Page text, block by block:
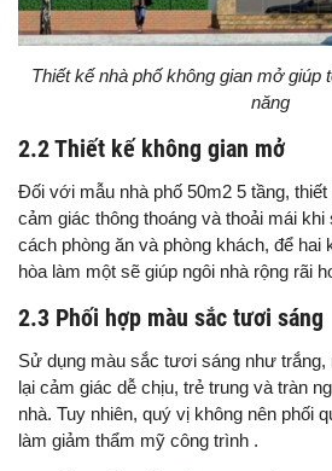
Thiết kế nhà phố không gian mở giúp
năng
2.2 Thiết kế không gian mở
Đối với mẫu nhà phố 50m2 5 tầng,
cảm giác thông thoáng và thoải mái
cách phòng ăn và phòng khách, để hai
hòa làm một sẽ giúp ngôi nhà rộng rãi
2.3 Phối hợp màu sắc tươi sáng
Sử dụng màu sắc tươi sáng như
lại cảm giác dễ chịu, trẻ trung và tràn
nhà. Tuy nhiên, quý vị không nên phối
làm giảm thẩm mỹ công trình .